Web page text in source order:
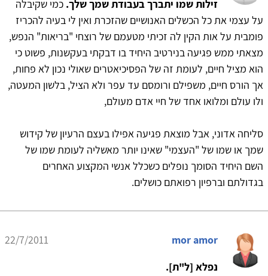
זילות שמו יתברך בעבודת שמך שלך. כמי שקיבלה
על עצמי את כל הכשלים האנושיים שהזכרת ואין לי בעיה להכריז
פומבית על אות הקין לה זכיתי מטעמם של רוצחי "בריאות" הנפש,
מצאתי ממש פגיעה בנירטיב היחיד בו דבקתי בעקשנות, פשוט כי
הוא מציל חיים, לעומת זה של הפסיכיאטרים שאולי נכון לא פחות,
אך הורס חיים, משפילם ורומסם עד עפר ולא הציל, בלשון המעטה,
ולו עולם ומלואו אחד של חיי אדם מעולם,
סליחה אדוני, אבל מוצאת פגיעה אפילו בעצם הרעיון של קידוש
שמך או שמו של "העצמי" שאינו יותר מאשליה לעומת שמו של
השם היחיד הסומך נופלים כשכלל אנשי המקצוע האחרים
בגדולתם וברפיון רפואתם כושלים.
mor amor
22/7/2011
נפלא [ל"ת].